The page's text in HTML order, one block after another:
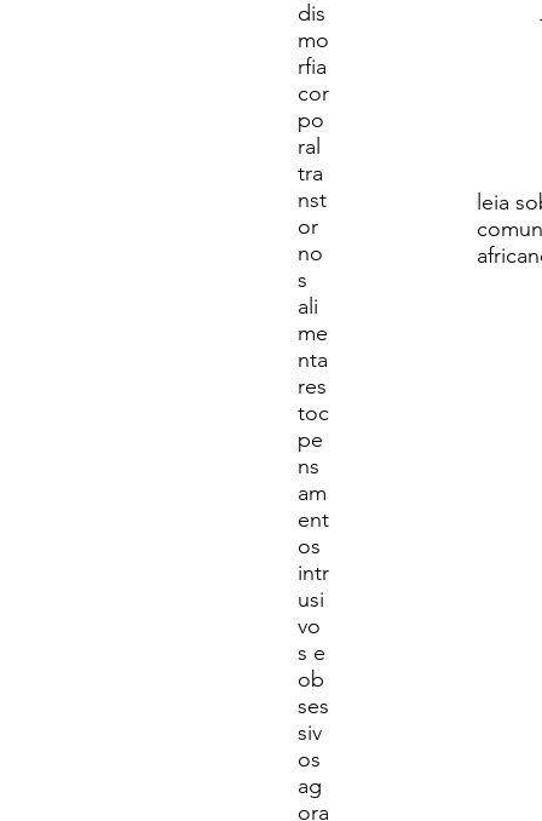
leia
dis
mo
rfia
cor
po
ral
tra
nst
or
no
s
ali
me
nta
res
toc
pe
ns
am
ent
os
intr
usi
vo
s e
ob
ses
siv
os
ag
ora